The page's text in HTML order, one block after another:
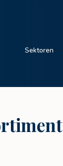
Sektoren